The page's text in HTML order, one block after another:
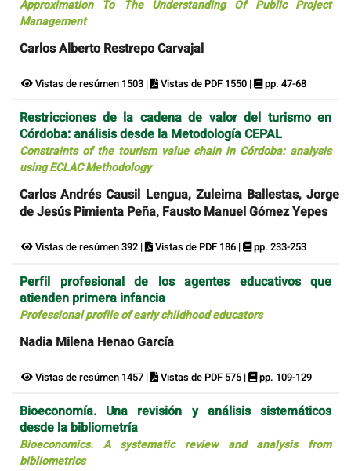
Approximation To The Understanding Of Public Project
Management
Carlos Alberto Restrepo Carvajal
Vistas de resúmen 1503 | Vistas de PDF 1550 | pp. 47-68
Restricciones de la cadena de valor del turismo en
Córdoba: análisis desde la Metodología CEPAL
Constraints of the tourism value chain in Córdoba: analysis
using ECLAC Methodology
Carlos Andrés Causil Lengua, Zuleima Ballestas, Jorge
de Jesús Pimienta Peña, Fausto Manuel Gómez Yepes
Vistas de resúmen 392 | Vistas de PDF 186 | pp. 233-253
Perfil profesional de los agentes educativos que
atienden primera infancia
Professional profile of early childhood educators
Nadia Milena Henao García
Vistas de resúmen 1457 | Vistas de PDF 575 | pp. 109-129
Bioeconomía. Una revisión y análisis sistemáticos
desde la bibliometría
Bioeconomics. A systematic review and analysis from
bibliometrics